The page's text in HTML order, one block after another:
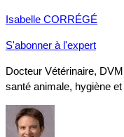
Isabelle CORRÉGÉ
S'abonner à l'expert
Docteur Vétérinaire,
santé animale, hygiène